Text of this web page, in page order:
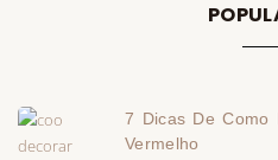
7 Dicas De Como
Vermelho